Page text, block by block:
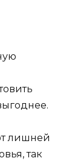
лишней
так